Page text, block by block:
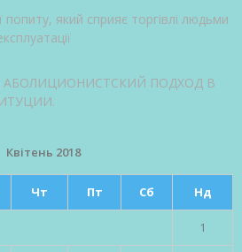
попиту, який сприяє торгівлі людьми
АБОЛИЦИОНИСТСКИЙ ПОДХОД В
Квітень 2018
Чт Пт Сб Нд
1